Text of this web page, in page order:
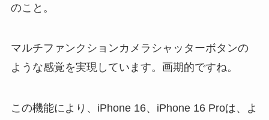
のこと。
マルチファンクションカメラシャッターボタンの
ような感覚を実現しています。画期的ですね。
この機能により、iPhone 16、iPhone 16 Proは、よ